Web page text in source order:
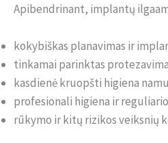
Apibendrinant, implantų
kokybiškas planavimas ir
tinkamai parinktas
kasdienė kruopšti higiena
profesionali higiena ir
rūkymo ir kitų rizikos veiksnių